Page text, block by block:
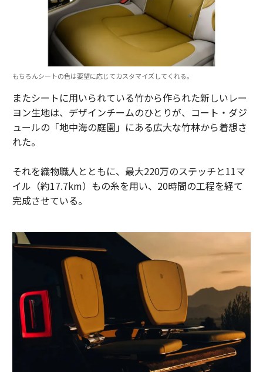
もちろんシートの色は要望に応じてカスタマイズしてくれる。
またシートに用いられている竹から作られた新しいレー
ヨン生地は、デザインチームのひとりが、コート・ダジ
ュールの「地中海の庭園」にある広大な竹林から着想さ
れた。
それを織物職人とともに、最大220万のステッチと11マ
イル（約17.7km）もの糸を用い、20時間の工程を経て
完成させている。